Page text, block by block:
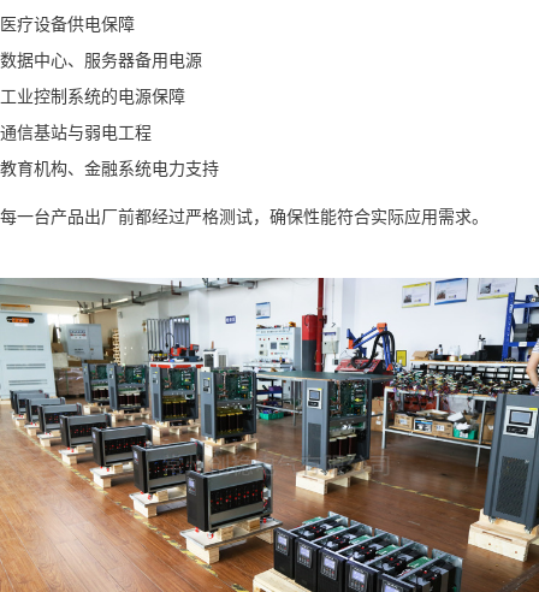
医疗设备供电保障
数据中心、服务器备用电源
工业控制系统的电源保障
通信基站与弱电工程
教育机构、金融系统电力支持
每一台产品出厂前都经过严格测试，确保性能符合实际应用需求。